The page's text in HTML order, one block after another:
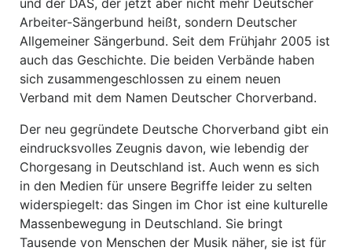
und der DAS, der jetzt aber nicht mehr Deutscher
Arbeiter-Sängerbund heißt, sondern Deutscher
Allgemeiner Sängerbund. Seit dem Frühjahr 2005 ist
auch das Geschichte. Die beiden Verbände haben
sich zusammengeschlossen zu einem neuen
Verband mit dem Namen Deutscher Chorverband.
Der neu gegründete Deutsche Chorverband gibt ein
eindrucksvolles Zeugnis davon, wie lebendig der
Chorgesang in Deutschland ist. Auch wenn es sich
in den Medien für unsere Begriffe leider zu selten
widerspiegelt: das Singen im Chor ist eine kulturelle
Massenbewegung in Deutschland. Sie bringt
Tausende von Menschen der Musik näher, sie ist für